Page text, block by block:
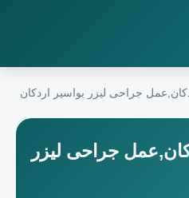
جراحی لیزر بواسیر اردکان
جراحی لیزر